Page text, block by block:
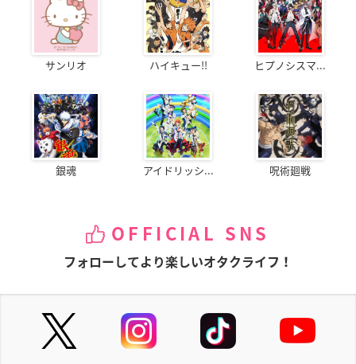
サンリオ ハイキュー!! ヒプノシスマ...
銀魂 アイドリッシ... 呪術廻戦
OFFICIAL SNS
フォローしてより楽しいオタクライフ！